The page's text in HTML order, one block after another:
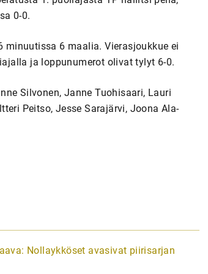
0-0.
6 maalia. Vierasjoukkue ei
ja loppunumerot olivat tylyt 6-0.
Silvonen, Janne Tuohisaari, Lauri
Peitso, Jesse Sarajärvi, Joona Ala-
Nollaykköset avasivat piirisarjan